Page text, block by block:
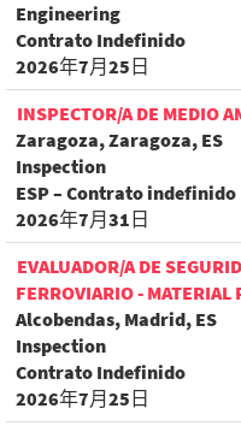
Engineering
Contrato Indefinido
2026年7月25日
INSPECTOR/A DE MEDIO
Zaragoza, Zaragoza, ES
Inspection
ESP – Contrato indefinido
2026年7月31日
EVALUADOR/A DE
FERROVIARIO - MATERIAL
Alcobendas, Madrid, ES
Inspection
Contrato Indefinido
2026年7月25日